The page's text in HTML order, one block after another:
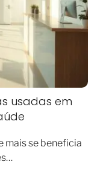
usadas em
mais se beneficia